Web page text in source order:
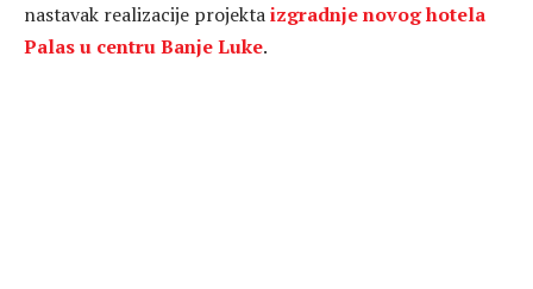
nastavak realizacije projektaizgradnje novog hotela
Palas u centru Banje Luke.